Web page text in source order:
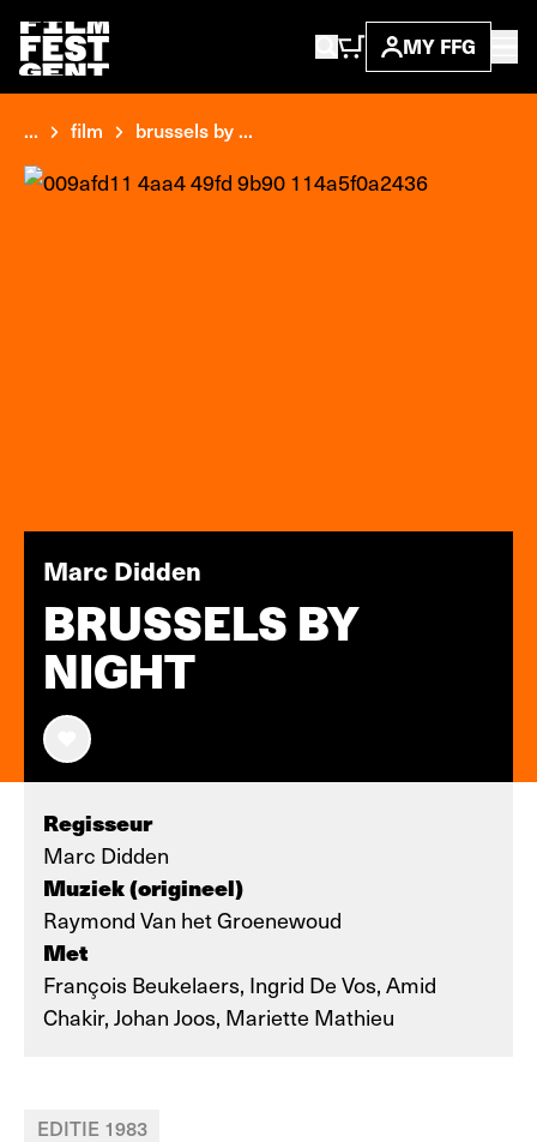
MY FFG
... film brussels by ...
Marc Didden
BRUSSELS BY
NIGHT
Regisseur
Marc Didden
Muziek (origineel)
Raymond Van het Groenewoud
Met
François Beukelaers, Ingrid De Vos, Amid
Chakir, Johan Joos, Mariette Mathieu
EDITIE 1983